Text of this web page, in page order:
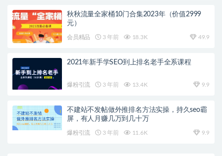
秋秋流量全家桶10门合集2023年（价值2999
元）
会员精品 3 年前 18.3K 49.9
2021年新手学SEO到上排名老手全系课程
爆粉引流 3 年前 13.4K 9.9
不建站不发帖做外推排名方法实操，持久seo霸
屏，有人月赚几万到几十万
爆粉引流 3 年前 11.6K 9.9